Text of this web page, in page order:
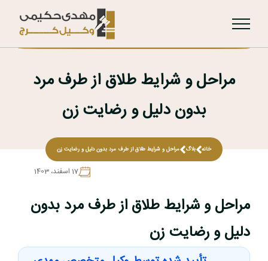
مراحل و شرایط طلاق از طرف مرد
بدون دلیل و رضایت زن
خانه بلاگ مراحل و شرایط طلاق از طرف مرد بدون دلیل و رضایت زن
17 اسفند، 1403
مراحل و شرایط طلاق از طرف مرد بدون
دلیل و رضایت زن